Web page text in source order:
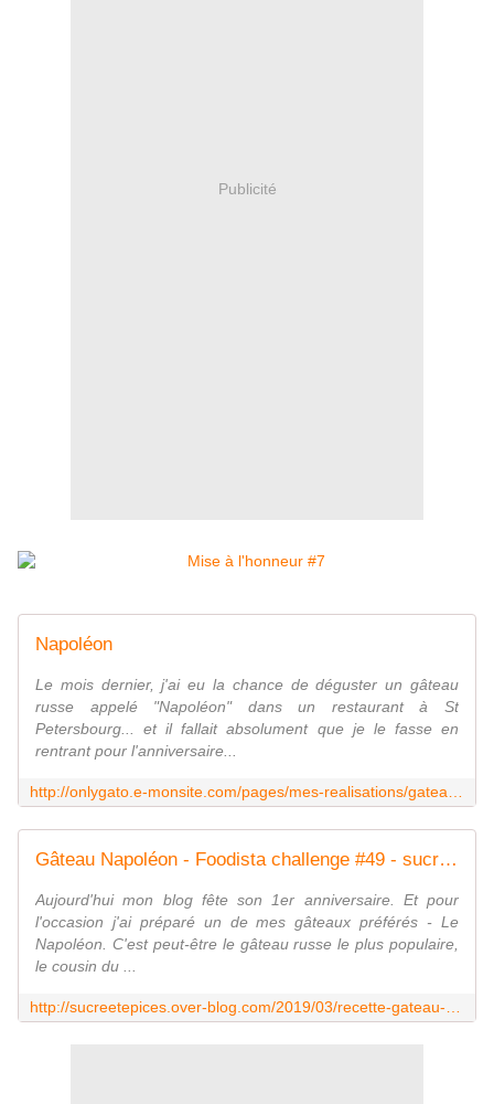
Publicité
Napoléon
Le mois dernier, j'ai eu la chance de déguster un gâteau
russe appelé "Napoléon" dans un restaurant à St
Petersbourg... et il fallait absolument que je le fasse en
rentrant pour l'anniversaire...
Gâteau Napoléon - Foodista challenge #49 - sucreetepices.over-blog.com
Aujourd'hui mon blog fête son 1er anniversaire. Et pour
l'occasion j'ai préparé un de mes gâteaux préférés - Le
Napoléon. C'est peut-être le gâteau russe le plus populaire,
le cousin du ...